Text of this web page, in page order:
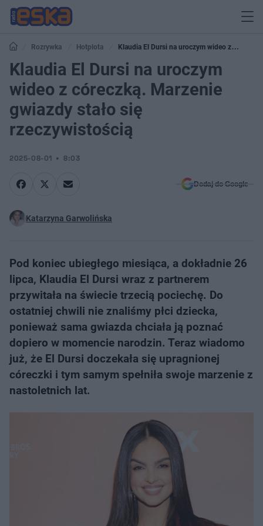
Rozrywka Hotplota
Klaudia El Dursi na uroczym wideo z
córeczką. Marzenie gwiazdy stało się rzeczywistością
Klaudia El Dursi na uroczym
wideo z córeczką. Marzenie
gwiazdy stało się
rzeczywistością
2025-08-01 8:03
Dodaj do Google
Katarzyna Garwolińska
Pod koniec ubiegłego miesiąca, a dokładnie 26
lipca, Klaudia El Dursi wraz z partnerem
przywitała na świecie trzecią pociechę. Do
ostatniej chwili nie znaliśmy płci dziecka,
ponieważ sama gwiazda chciała ją poznać
dopiero w momencie narodzin. Teraz wiadomo
już, że El Dursi doczekała się upragnionej
córeczki i tym samym spełniła swoje marzenie z
nastoletnich lat.